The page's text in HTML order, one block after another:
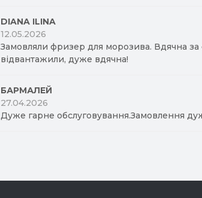
DIANA ILINA
12.05.2026
Замовляли фризер для морозива. Вдячна за
відвантажили, дуже вдячна!
БАРМАЛЕЙ
27.04.2026
Дуже гарне обслуговування.Замовлення